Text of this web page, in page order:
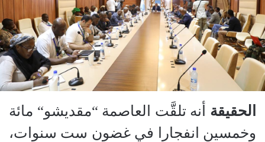
الحقيقة أنه تلقَّت العاصمة “مقديشو“ مائة
وخمسين انفجارا في غضون ست سنوات،